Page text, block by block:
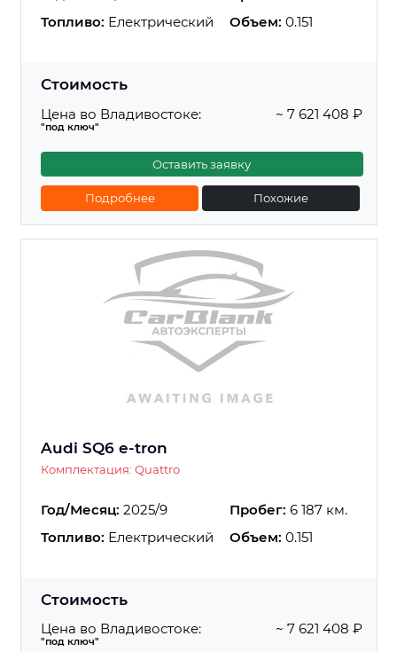
Топливо: Електрический Объем: 0.151
Стоимость
Цена во Владивостоке:
"под ключ"
~ 7 621 408 ₽
Оставить заявку
Подробнее Похожие
Audi SQ6 e-tron
Комплектация: Quattro
Год/Месяц: 2025/9 Пробег: 6 187 км.
Топливо: Електрический Объем: 0.151
Стоимость
Цена во Владивостоке:
"под ключ"
~ 7 621 408 ₽